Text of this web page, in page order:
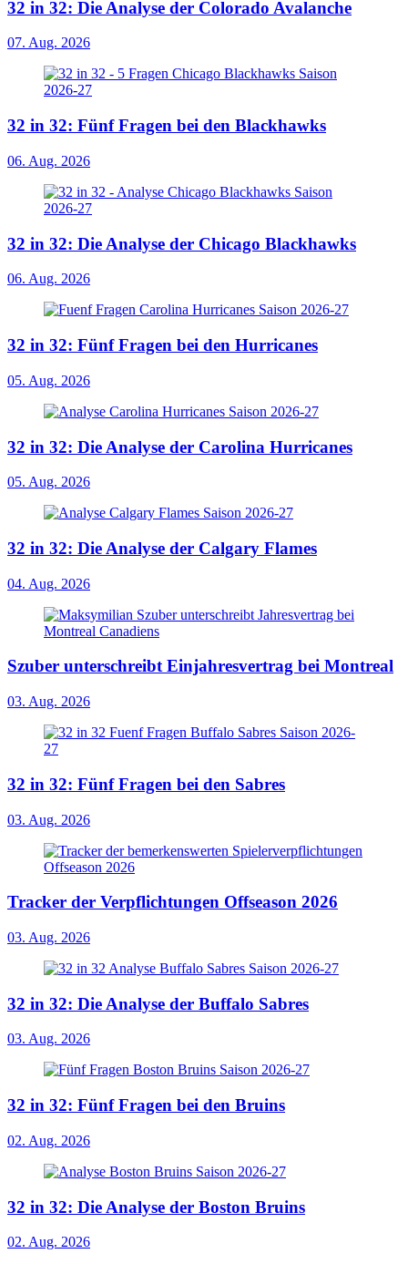
32 in 32: Die Analyse der Colorado Avalanche
07. Aug. 2026
32 in 32: Fünf Fragen bei den Blackhawks
06. Aug. 2026
32 in 32: Die Analyse der Chicago Blackhawks
06. Aug. 2026
32 in 32: Fünf Fragen bei den Hurricanes
05. Aug. 2026
32 in 32: Die Analyse der Carolina Hurricanes
05. Aug. 2026
32 in 32: Die Analyse der Calgary Flames
04. Aug. 2026
Szuber unterschreibt Einjahresvertrag bei Montreal
03. Aug. 2026
32 in 32: Fünf Fragen bei den Sabres
03. Aug. 2026
Tracker der Verpflichtungen Offseason 2026
03. Aug. 2026
32 in 32: Die Analyse der Buffalo Sabres
03. Aug. 2026
32 in 32: Fünf Fragen bei den Bruins
02. Aug. 2026
32 in 32: Die Analyse der Boston Bruins
02. Aug. 2026